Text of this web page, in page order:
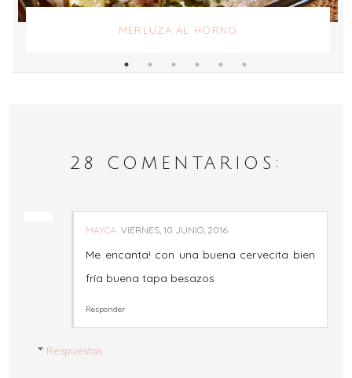
MERLUZA AL HORNO
28 COMENTARIOS:
MAYCA VIERNES, 10 JUNIO, 2016
Me encanta! con una buena cervecita bien
fría buena tapa besazos
Responder
Respuestas